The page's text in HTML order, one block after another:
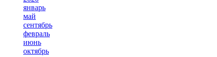
январь
май
сентябрь
февраль
июнь
октябрь